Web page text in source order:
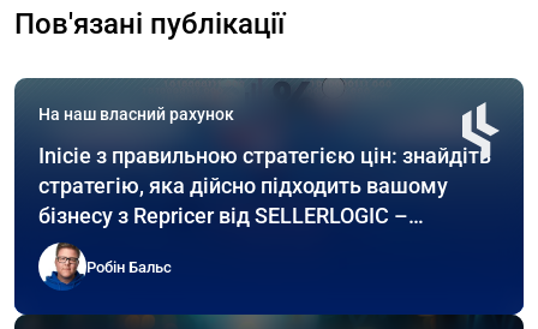
Пов'язані публікації
На наш власний рахунок
Inicie з правильною стратегією цін: знайдіть
стратегію, яка дійсно підходить вашому
бізнесу з Repricer від SELLERLOGIC –
включаючи практичні приклади!
Робін Бальс